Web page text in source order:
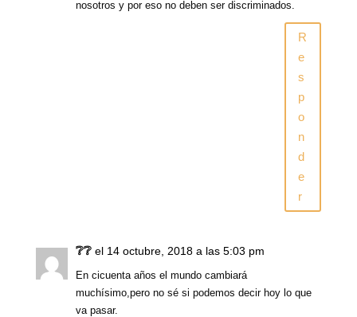
nosotros y por eso no deben ser discriminados.
R
e
s
p
o
n
d
e
r
❔❔ el 14 octubre, 2018 a las 5:03 pm
En cicuenta años el mundo cambiará
muchísimo,pero no sé si podemos decir hoy lo que
va pasar.